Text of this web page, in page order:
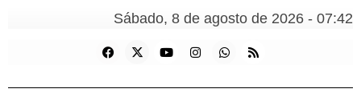
Sábado, 8 de agosto de 2026 - 07:42